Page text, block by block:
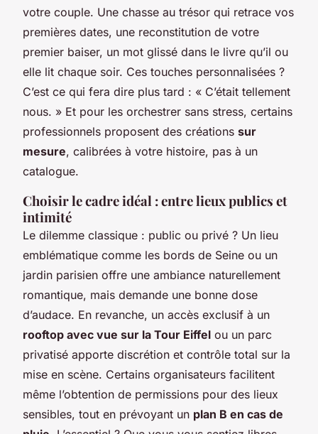
votre couple. Une chasse au trésor qui retrace vos
premières dates, une reconstitution de votre
premier baiser, un mot glissé dans le livre qu’il ou
elle lit chaque soir. Ces touches personnalisées ?
C’est ce qui fera dire plus tard : « C’était tellement
nous. » Et pour les orchestrer sans stress, certains
professionnels proposent des créations sur
mesure, calibrées à votre histoire, pas à un
catalogue.
Choisir le cadre idéal : entre lieux publics et
intimité
Le dilemme classique : public ou privé ? Un lieu
emblématique comme les bords de Seine ou un
jardin parisien offre une ambiance naturellement
romantique, mais demande une bonne dose
d’audace. En revanche, un accès exclusif à un
rooftop avec vue sur la Tour Eiffel ou un parc
privatisé apporte discrétion et contrôle total sur la
mise en scène. Certains organisateurs facilitent
même l’obtention de permissions pour des lieux
sensibles, tout en prévoyant un plan B en cas de